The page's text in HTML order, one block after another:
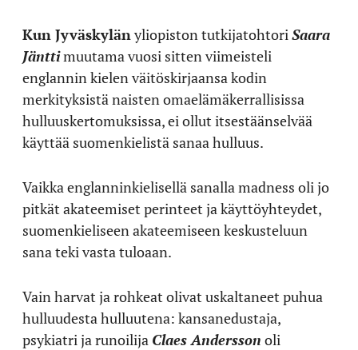
Kun Jyväskylänyliopiston tutkijatohtori Saara
Jänttimuutama vuosi sitten viimeisteli
englannin kielen väitöskirjaansa kodin
merkityksistä naisten omaelämäkerrallisissa
hulluuskertomuksissa, ei ollut itsestäänselvää
käyttää suomenkielistä sanaa hulluus.
Vaikka englanninkielisellä sanalla madness oli jo
pitkät akateemiset perinteet ja käyttöyhteydet,
suomenkieliseen akateemiseen keskusteluun
sana teki vasta tuloaan.
Vain harvat ja rohkeat olivat uskaltaneet puhua
hulluudesta hulluutena: kansanedustaja,
psykiatri ja runoilija Claes Andersson oli